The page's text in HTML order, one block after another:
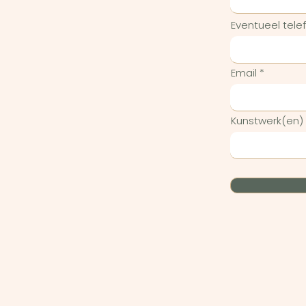
Eventueel
Email
Kunstwerk(en)